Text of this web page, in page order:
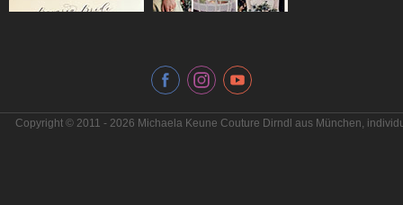
Copyright © 2011 - 2026 Michaela Keune Couture Dirndl aus München,